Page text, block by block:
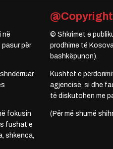
në
pasur për
fokusin
fushat e
shkenca,
@Copyright
© Shkrimet e
prodhime të
bashkëpunon).
Kushtet e
agjencisë, si dhe
të diskutohen me
(Për më shumë